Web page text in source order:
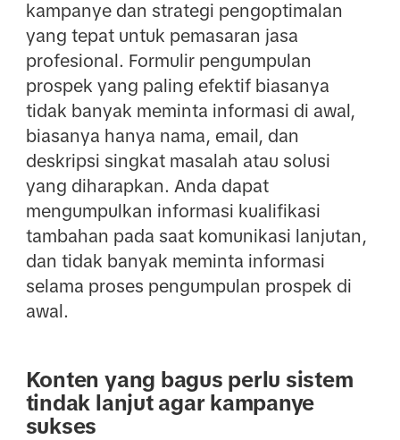
kampanye dan strategi pengoptimalan
yang tepat untuk pemasaran jasa
profesional. Formulir pengumpulan
prospek yang paling efektif biasanya
tidak banyak meminta informasi di awal,
biasanya hanya nama, email, dan
deskripsi singkat masalah atau solusi
yang diharapkan. Anda dapat
mengumpulkan informasi kualifikasi
tambahan pada saat komunikasi lanjutan,
dan tidak banyak meminta informasi
selama proses pengumpulan prospek di
awal.
Konten yang bagus perlu sistem
tindak lanjut agar kampanye
sukses